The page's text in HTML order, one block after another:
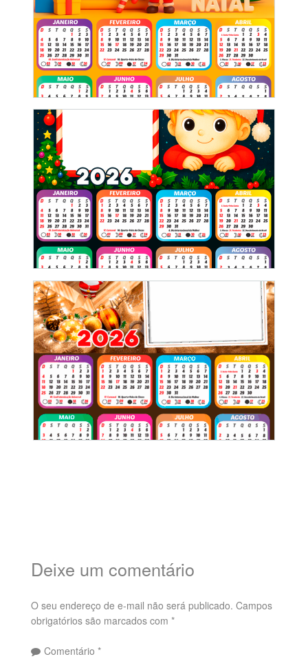
Deixe um comentário
O seu endereço de e-mail não será publicado. Campos
obrigatórios são marcados com *
Comentário *